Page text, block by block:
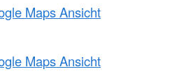
Maps Ansicht
Maps Ansicht